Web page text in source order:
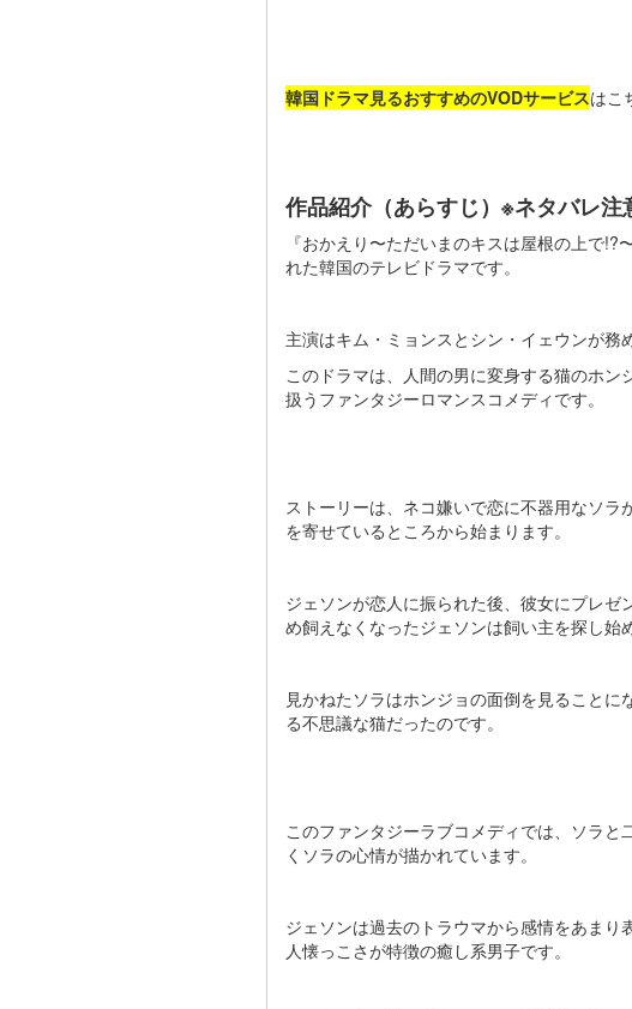
韓国ドラマ見るおすすめのVODサービスはこ
作品紹介（あらすじ）※ネタバレ注
『おかえり〜ただいまのキスは屋根の上で
れた韓国のテレビドラマです。
主演はキム・ミョンスとシン・イェウンが務
このドラマは、人間の男に変身する猫のホ
扱うファンタジーロマンスコメディです​​。
ストーリーは、ネコ嫌いで恋に不器用なソ
を寄せているところから始まります。
ジェソンが恋人に振られた後、彼女にプレ
め飼えなくなったジェソンは飼い主を探し始
見かねたソラはホンジョの面倒を見ること
る不思議な猫だったのです​​​​。
このファンタジーラブコメディでは、ソラ
くソラの心情が描かれています。
ジェソンは過去のトラウマから感情をあま
人懐っこさが特徴の癒し系男子です。